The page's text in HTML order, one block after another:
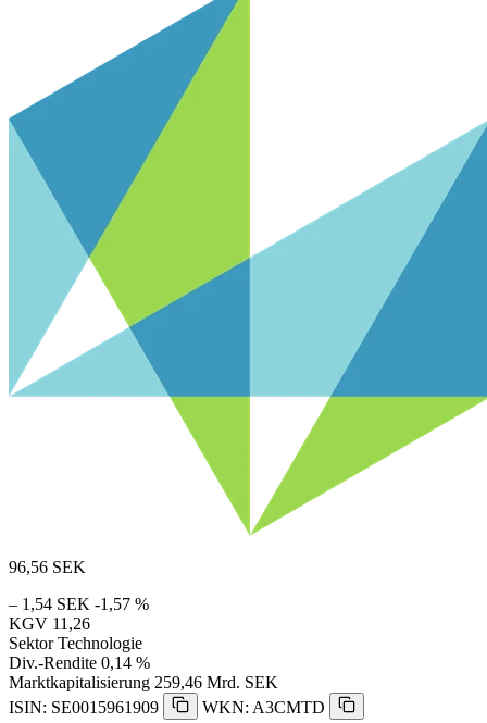
96,56 SEK
– 1,54 SEK -1,57 %
KGV 11,26
Sektor Technologie
Div.-Rendite 0,14 %
Marktkapitalisierung 259,46 Mrd. SEK
ISIN: SE0015961909
WKN: A3CMTD